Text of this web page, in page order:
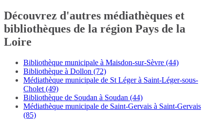
Découvrez d'autres médiathèques et
bibliothèques de la région Pays de la
Loire
Bibliothèque municipale à Maisdon-sur-Sèvre (44)
Bibliothèque à Dollon (72)
Médiathèque municipale de St Léger à Saint-Léger-sous-
Cholet (49)
Bibliothèque de Soudan à Soudan (44)
Médiathèque municipale de Saint-Gervais à Saint-Gervais
(85)